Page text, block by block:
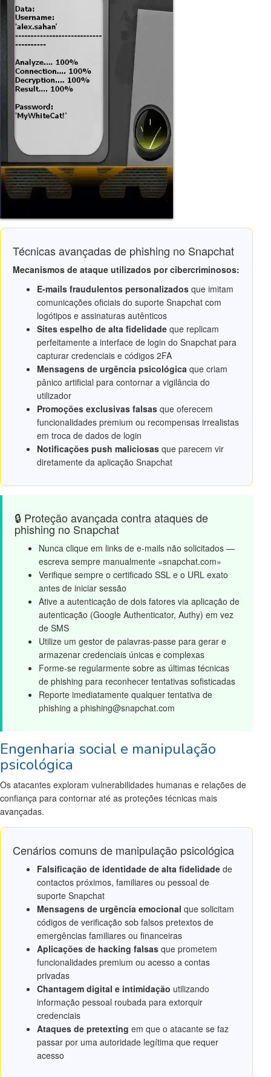
Técnicas avançadas de phishing no Snapchat
Mecanismos de ataque utilizados por cibercriminosos:
E-mails fraudulentos personalizados que imitam
comunicações oficiais do suporte Snapchat com
logótipos e assinaturas autênticos
Sites espelho de alta fidelidade que replicam
perfeitamente a interface de login do Snapchat para
capturar credenciais e códigos 2FA
Mensagens de urgência psicológica que criam
pânico artificial para contornar a vigilância do
utilizador
Promoções exclusivas falsas que oferecem
funcionalidades premium ou recompensas irrealistas
em troca de dados de login
Notificações push maliciosas que parecem vir
diretamente da aplicação Snapchat
🔒 Proteção avançada contra ataques de
phishing no Snapchat
Nunca clique em links de e-mails não solicitados —
escreva sempre manualmente «snapchat.com»
Verifique sempre o certificado SSL e o URL exato
antes de iniciar sessão
Ative a autenticação de dois fatores via aplicação de
autenticação (Google Authenticator, Authy) em vez
de SMS
Utilize um gestor de palavras-passe para gerar e
armazenar credenciais únicas e complexas
Forme-se regularmente sobre as últimas técnicas
de phishing para reconhecer tentativas sofisticadas
Reporte imediatamente qualquer tentativa de
phishing a phishing@snapchat.com
Engenharia social e manipulação
psicológica
Os atacantes exploram vulnerabilidades humanas e relações de
confiança para contornar até as proteções técnicas mais
avançadas.
Cenários comuns de manipulação psicológica
Falsificação de identidade de alta fidelidade de
contactos próximos, familiares ou pessoal de
suporte Snapchat
Mensagens de urgência emocional que solicitam
códigos de verificação sob falsos pretextos de
emergências familiares ou financeiras
Aplicações de hacking falsas que prometem
funcionalidades premium ou acesso a contas
privadas
Chantagem digital e intimidação utilizando
informação pessoal roubada para extorquir
credenciais
Ataques de pretexting em que o atacante se faz
passar por uma autoridade legítima que requer
acesso